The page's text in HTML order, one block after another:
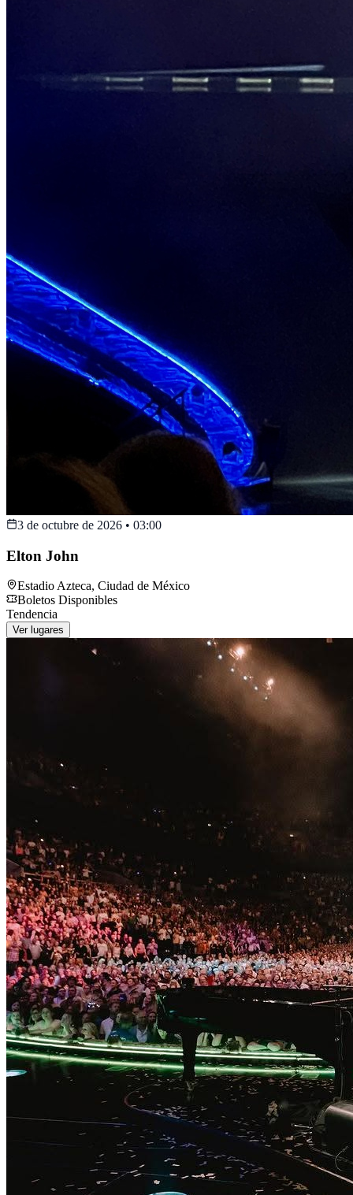
3 de octubre de 2026 • 03:00
Elton John
Estadio Azteca, Ciudad de México
Boletos Disponibles
Tendencia
Ver lugares